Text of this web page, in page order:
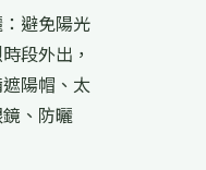
避免陽光
段外出，
陽帽、太
、防曬